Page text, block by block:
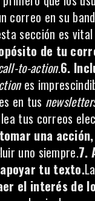
correo en su
sección es
de tu
to-action.6.
es
en tus
tus correos
una acción,
uno siempre.7.
tu texto.
el interés de